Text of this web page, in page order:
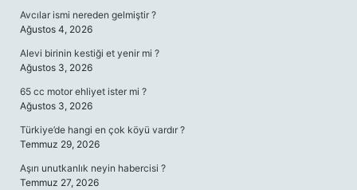
Avcılar ismi nereden gelmiştir ?
Ağustos 4, 2026
Alevi birinin kestiği et yenir mi ?
Ağustos 3, 2026
65 cc motor ehliyet ister mi ?
Ağustos 3, 2026
Türkiye’de hangi en çok köyü vardır ?
Temmuz 29, 2026
Aşırı unutkanlık neyin habercisi ?
Temmuz 27, 2026